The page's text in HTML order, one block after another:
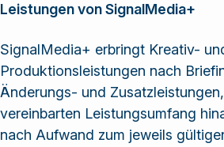
Leistungen von SignalMedia+
SignalMedia+ erbringt Kreativ-
Produktionsleistungen nach
Änderungs- und
vereinbarten Leistungsumfang
nach Aufwand zum jeweils